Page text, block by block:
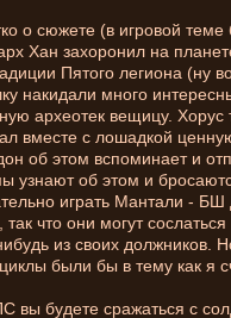
о сюжете (в игровой
Хан захоронил на
Пятого легиона (ну
накидали много
археотек вещицу.
вместе с лошадкой
об этом вспоминает и
узнают об этом и
играть Мантали -
так что они могут
из своих должников.
были бы в тему как я
вы будете сражаться с